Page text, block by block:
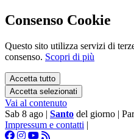
Consenso Cookie
Questo sito utilizza servizi di
consenso. Scopri di più
Accetta tutto
Accetta selezionati
Vai al contenuto
Sab 8 ago | Santo del giorno |
Impressum e contatti |